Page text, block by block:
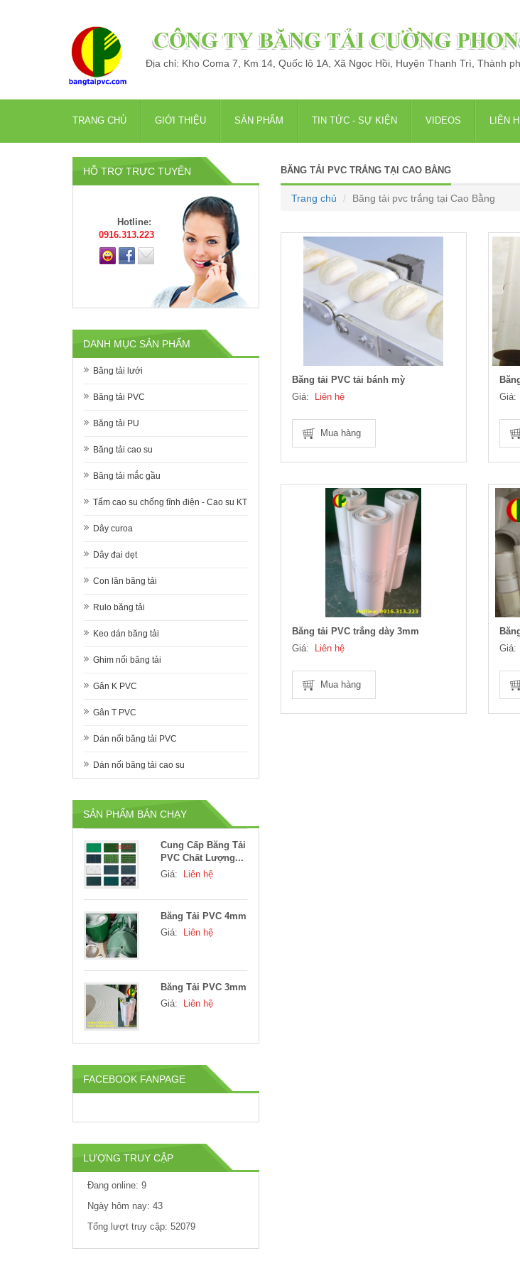
Địa chỉ: Kho Coma 7, Km 14, Quốc lộ 1A, Xã Ngọc Hồi, Huyện Thanh Trì, Thành
TRANG CHỦ GIỚI THIỆU SẢN PHẨM TIN TỨC - SỰ KIỆN VIDEOS LIÊN
HỖ TRỢ TRỰC TUYẾN
Hotline:
0916.313.223
DANH MỤC SẢN PHẨM
Băng tải lưới
Băng tải PVC
Băng tải PU
Băng tải cao su
Băng tải mắc gầu
Tấm cao su chống tĩnh điện - Cao su KT
Dây curoa
Dây đai dẹt
Con lăn băng tải
Rulo băng tải
Keo dán băng tải
Ghim nối băng tải
Gân K PVC
Gân T PVC
Dán nối băng tải PVC
Dán nối băng tải cao su
SẢN PHẨM BÁN CHẠY
Giá:Liên hệ
Cung Cấp Băng Tải
PVC Chất Lượng...
Giá:
Liên hệ
Băng Tải PVC 4mm
Giá:
Liên hệ
Băng Tải PVC 3mm
Giá:
Liên hệ
Giá:Liên hệ
PVC góc cong
Giá:
Băng tải PVC tải đá
Giá:Liên hệ
FACEBOOK FANPAGE
LƯỢNG TRUY CẬP
Đang online: 9
Ngày hôm nay: 43
Tổng lượt truy cập: 52079
BĂNG TẢI PVC TRẮNG TẠI CAO BẰNG
Trang chủ Băng tải pvc trắng tại Cao Bằng
Băng tải PVC tải bánh mỳ
Giá:
Liên hệ
Mua hàng
Giá:
Băng tải PVC trắng dày 3mm
Giá:
Liên hệ
Mua hàng
Giá: